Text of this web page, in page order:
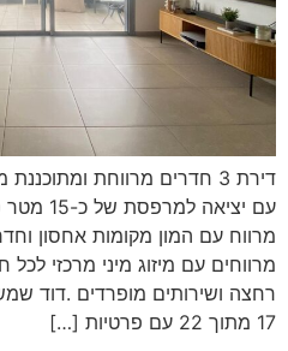
דירת 3 חדרים מרווחת
עם
מרווח עם המון מקומות אחסון
מרווחים עם מיזוג מיני מרכזי
רחצה ושירותים מופרדים .דוד
17 מתוך 22 עם פרטיות […]